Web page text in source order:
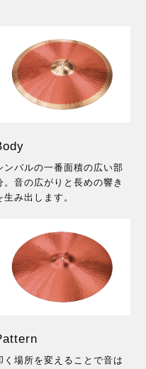
ンバルの一番面積の広い部
。音の広がりと長めの響き
生み出します。
く場所を変えることで音は